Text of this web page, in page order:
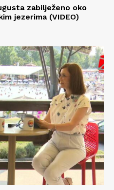
zabilježeno oko
jezerima (VIDEO)